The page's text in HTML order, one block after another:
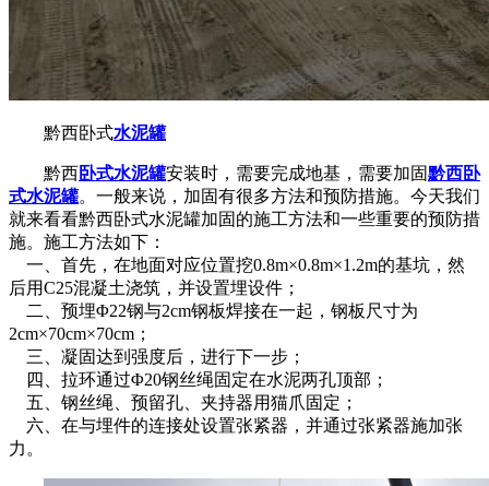
黔西卧式水泥罐
黔西卧式水泥罐安装时，需要完成地基，需要加固黔西卧
式水泥罐。一般来说，加固有很多方法和预防措施。今天我们
就来看看黔西卧式水泥罐加固的施工方法和一些重要的预防措
施。 施工方法如下：
一、首先，在地面对应位置挖0.8m×0.8m×1.2m的基坑，然
后用C25混凝土浇筑，并设置埋设件；
二、预埋Φ22钢与2cm钢板焊接在一起，钢板尺寸为
2cm×70cm×70cm；
三、凝固达到强度后，进行下一步；
四、拉环通过Φ20钢丝绳固定在水泥两孔顶部；
五、钢丝绳、预留孔、夹持器用猫爪固定；
六、在与埋件的连接处设置张紧器，并通过张紧器施加张
力。